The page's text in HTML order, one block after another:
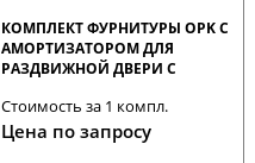
КОМПЛЕКТ ФУРНИТУРЫ OPK С
АМОРТИЗАТОРОМ ДЛЯ
РАЗДВИЖНОЙ ДВЕРИ С
Стоимость за 1 компл.
Цена по запросу